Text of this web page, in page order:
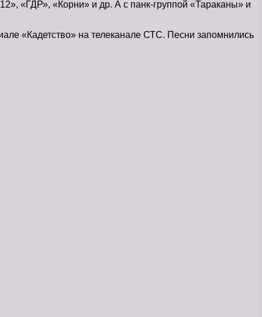
«ГДР», «Корни» и др. А с панк-группой «Тараканы» и
«Кадетство» на телеканале СТС. Песни запомнились